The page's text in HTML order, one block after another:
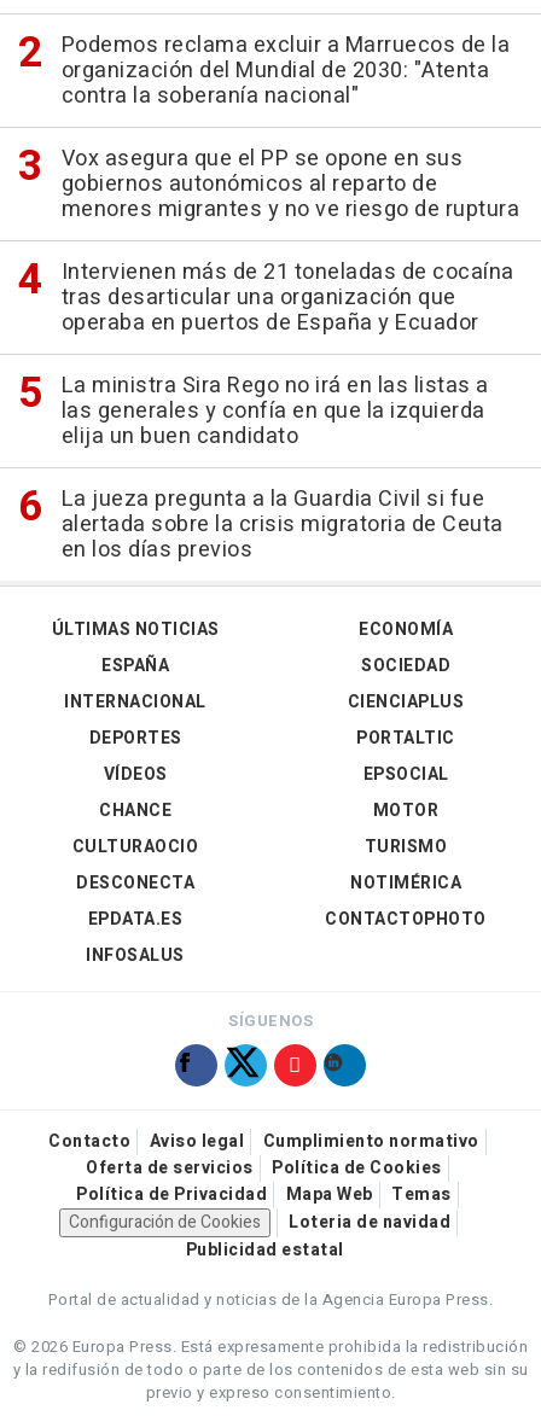
Podemos reclama excluir a Marruecos de la
organización del Mundial de 2030: "Atenta
contra la soberanía nacional"
Vox asegura que el PP se opone en sus
gobiernos autonómicos al reparto de
menores migrantes y no ve riesgo de ruptura
Intervienen más de 21 toneladas de cocaína
tras desarticular una organización que
operaba en puertos de España y Ecuador
La ministra Sira Rego no irá en las listas a
las generales y confía en que la izquierda
elija un buen candidato
La jueza pregunta a la Guardia Civil si fue
alertada sobre la crisis migratoria de Ceuta
en los días previos
ÚLTIMAS NOTICIAS
ESPAÑA
INTERNACIONAL
DEPORTES
VÍDEOS
ECONOMÍA
SOCIEDAD
CIENCIAPLUS
PORTALTIC
EPSOCIAL
CHANCE
CULTURAOCIO
DESCONECTA
EPDATA.ES
INFOSALUS
MOTOR
TURISMO
NOTIMÉRICA
CONTACTOPHOTO
SÍGUENOS
Contacto Aviso legal
Cumplimiento normativo
Oferta de servicios
Política de Cookies
Política de Privacidad
Mapa Web
Temas
Configuración de Cookies
Loteria de navidad
Publicidad estatal
Portal de actualidad y noticias de la Agencia Europa Press.
© 2026 Europa Press. Está expresamente prohibida la redistribución
y la redifusión de todo o parte de los contenidos de esta web sin su
previo y expreso consentimiento.